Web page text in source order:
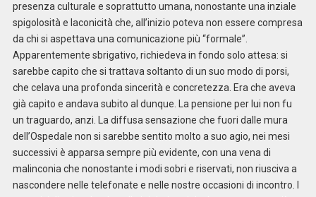
presenza culturale e soprattutto umana, nonostante una inziale
spigolosità e laconicità che, all’inizio poteva non essere compresa
da chi si aspettava una comunicazione più “formale”.
Apparentemente sbrigativo, richiedeva in fondo solo attesa: si
sarebbe capito che si trattava soltanto di un suo modo di porsi,
che celava una profonda sincerità e concretezza. Era che aveva
già capito e andava subito al dunque. La pensione per lui non fu
un traguardo, anzi. La diffusa sensazione che fuori dalle mura
dell’Ospedale non si sarebbe sentito molto a suo agio, nei mesi
successivi è apparsa sempre più evidente, con una vena di
malinconia che nonostante i modi sobri e riservati, non riusciva a
nascondere nelle telefonate e nelle nostre occasioni di incontro. I